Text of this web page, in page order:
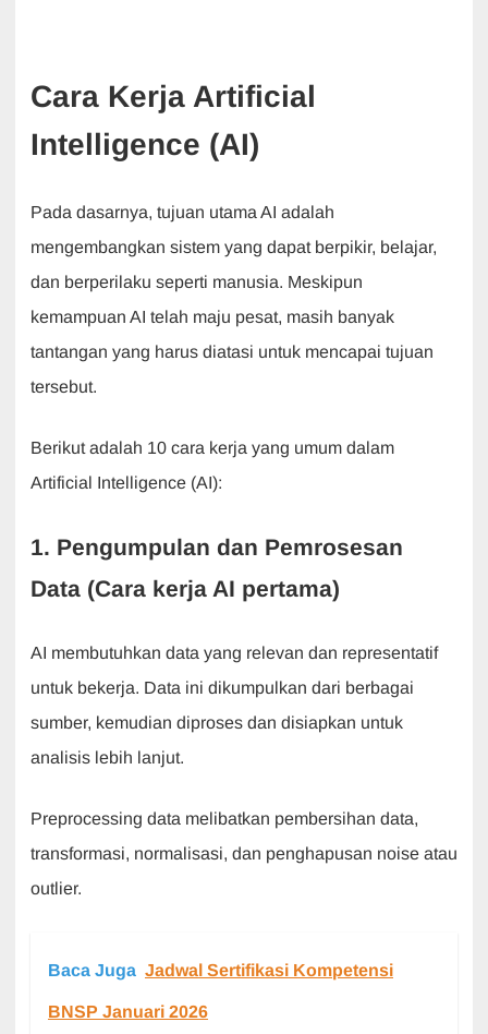
Cara Kerja Artificial
Intelligence (AI)
Pada dasarnya, tujuan utama AI adalah
mengembangkan sistem yang dapat berpikir, belajar,
dan berperilaku seperti manusia. Meskipun
kemampuan AI telah maju pesat, masih banyak
tantangan yang harus diatasi untuk mencapai tujuan
tersebut.
Berikut adalah 10 cara kerja yang umum dalam
Artificial Intelligence (AI):
1. Pengumpulan dan Pemrosesan
Data (Cara kerja AI pertama)
AI membutuhkan data yang relevan dan representatif
untuk bekerja. Data ini dikumpulkan dari berbagai
sumber, kemudian diproses dan disiapkan untuk
analisis lebih lanjut.
Preprocessing data melibatkan pembersihan data,
transformasi, normalisasi, dan penghapusan noise atau
outlier.
Baca Juga Jadwal Sertifikasi Kompetensi
BNSP Januari 2026